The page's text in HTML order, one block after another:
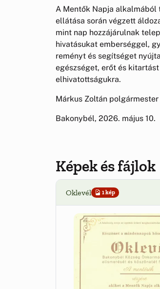
A Mentők Napja alkalmából
ellátása során végzett
mint nap hozzájárulnak
hivatásukat emberséggel,
reményt és segítséget
egészséget, erőt és
elhivatottságukra.
Márkus Zoltán polgármester
Bakonybél, 2026. május 10.
Képek és fájlok
Oklevél 1 kép